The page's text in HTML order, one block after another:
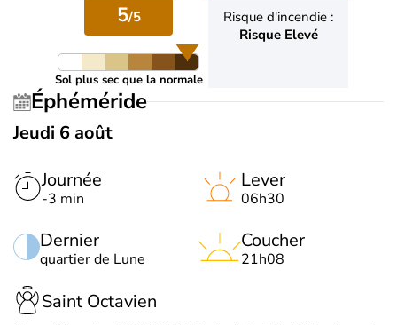
5/5
Sol plus sec que la normale
Risque d'incendie :
Risque Elevé
Éphéméride
Jeudi 6 août
Journée
-3 min
Dernier
quartier de Lune
Lever
06h30
Coucher
21h08
Saint Octavien